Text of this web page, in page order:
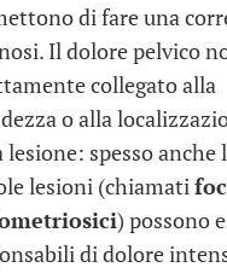
di fare una
Il dolore pelvico
collegato alla
o alla
lesione: spesso anche
lesioni (chiamati
) possono
di dolore